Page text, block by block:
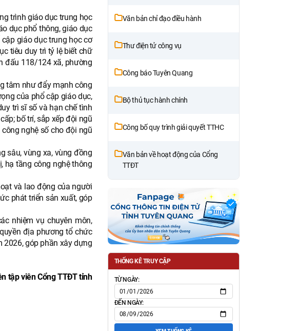
trình giáo dục trung học
dục phổ thông, giáo dục
giáo dục trung học cơ
tiêu duy trì tỷ lệ biết chữ
đấu 118/124 xã, phường
tâm như đẩy mạnh công
của phổ cập giáo dục,
trì sĩ số và hạn chế tình
bố trí, sắp xếp đội ngũ
nghệ số cho đội ngũ
sâu, vùng xa, vùng đồng
hạ tầng công nghệ thông
và lao động của người
phát triển sản xuất, góp
nhiệm vụ chuyên môn,
địa phương tổ chức
2026, góp phần xây dựng
tập viên Cổng TTĐT tỉnh
Văn bản chỉ đạo điều hành
Thư điện tử công vụ
Công báo Tuyên Quang
Bộ thủ tục hành chính
Công bố quy trình giải quyết TTHC
Văn bản về hoạt động của Cổng
TTĐT
THỐNG KÊ TRUY CẬP
TỪ NGÀY:
ĐẾN NGÀY: